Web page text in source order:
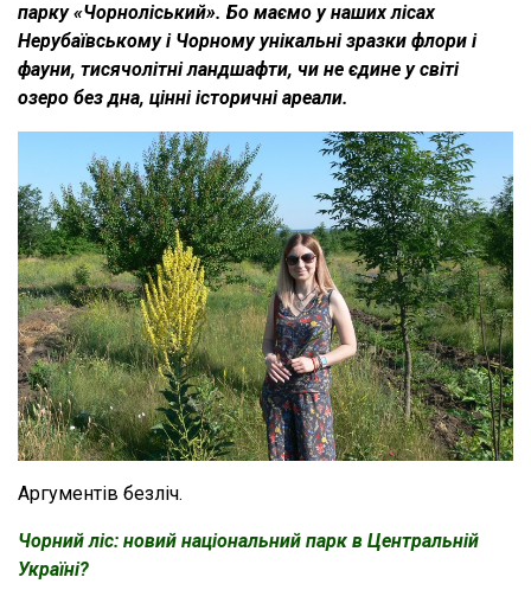
парку «Чорноліський». Бо маємо у наших лісах
Нерубаївському і Чорному унікальні зразки флори і
фауни, тисячолітні ландшафти, чи не єдине у світі
озеро без дна, цінні історичні ареали.
Аргументів безліч.
Чорний ліс: новий національний парк в Центральній
Україні?